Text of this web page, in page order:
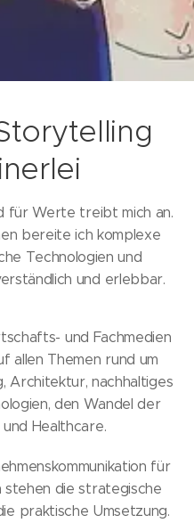
für Werte treibt mich an.
bereite ich komplexe
Technologien und
und erlebbar.
und Fachmedien
allen Themen rund um
Architektur, nachhaltiges
den Wandel der
Healthcare.
für
stehen die strategische
praktische Umsetzung.